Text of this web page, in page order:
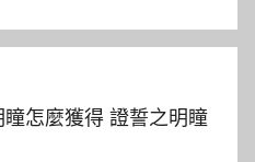
瞳怎麼獲得 證誓之明瞳